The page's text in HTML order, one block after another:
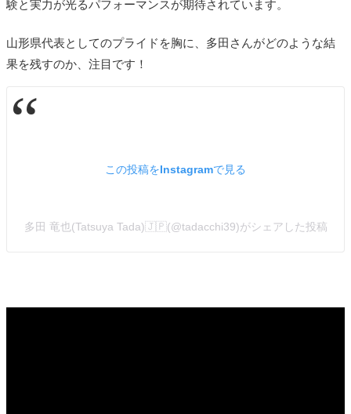
験と実力が光るパフォーマンスが期待されています。
山形県代表としてのプライドを胸に、多田さんがどのような結
果を残すのか、注目です！
この投稿をInstagramで見る
多田 竜也(Tatsuya Tada)🇯🇵(@tadacchi39)がシェアした投稿